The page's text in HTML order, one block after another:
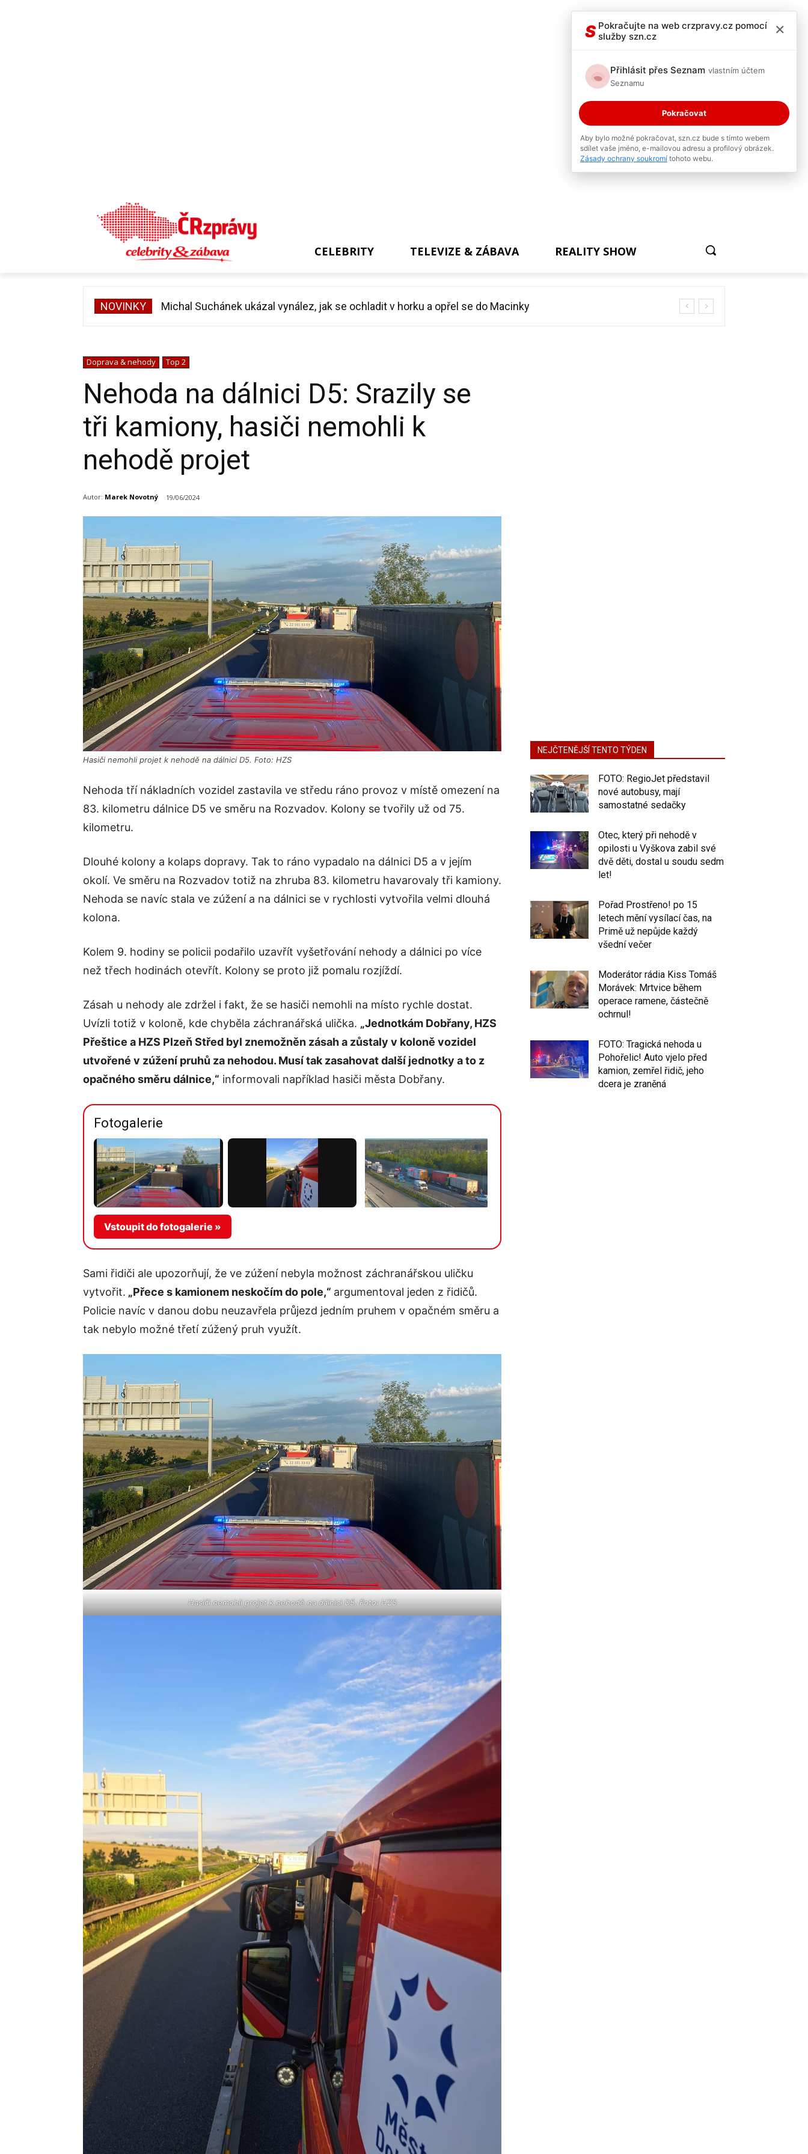
CELEBRITY TELEVIZE & ZÁBAVA REALITY SHOW
NOVINKY Michal Suchánek ukázal vynález, jak se ochladit v horku a opřel se do Macinky
Velká proměna Pavla Šporcla za pouhé tři měsíce: Chtěl jsem se líbit Báře
Doprava & nehody Top 2
Nehoda na dálnici D5: Srazily se
tři kamiony, hasiči nemohli k
nehodě projet
Autor: Marek Novotný 19/06/2024
Hasiči nemohli projet k nehodě na dálnici D5. Foto: HZS
Nehoda tří nákladních vozidel zastavila ve středu ráno provoz v místě omezení na
83. kilometru dálnice D5 ve směru na Rozvadov. Kolony se tvořily už od 75.
kilometru.
Dlouhé kolony a kolaps dopravy. Tak to ráno vypadalo na dálnici D5 a v jejím
okolí. Ve směru na Rozvadov totiž na zhruba 83. kilometru havarovaly tři kamiony.
Nehoda se navíc stala ve zúžení a na dálnici se v rychlosti vytvořila velmi dlouhá
kolona.
Kolem 9. hodiny se policii podařilo uzavřít vyšetřování nehody a dálnici po více
než třech hodinách otevřít. Kolony se proto již pomalu rozjíždí.
Zásah u nehody ale zdržel i fakt, že se hasiči nemohli na místo rychle dostat.
Uvízli totiž v koloně, kde chyběla záchranářská ulička. „Jednotkám Dobřany, HZS
Přeštice a HZS Plzeň Střed byl znemožněn zásah a zůstaly v koloně vozidel
utvořené v zúžení pruhů za nehodou. Musí tak zasahovat další jednotky a to z
opačného směru dálnice,“ informovali například hasiči města Dobřany.
Fotogalerie
Vstoupit do fotogalerie »
Sami řidiči ale upozorňují, že ve zúžení nebyla možnost záchranářskou uličku
vytvořit. „Přece s kamionem neskočím do pole,“ argumentoval jeden z řidičů.
Policie navíc v danou dobu neuzavřela průjezd jedním pruhem v opačném směru a
tak nebylo možné třetí zúžený pruh využít.
Hasiči nemohli projet k nehodě na dálnici D5. Foto: HZS
NEJČTENĚJŠÍ TENTO TÝDEN
FOTO: RegioJet představil
nové autobusy, mají
samostatné sedačky
Otec, který při nehodě v
opilosti u Vyškova zabil své
dvě děti, dostal u soudu sedm
let!
Pořad Prostřeno! po 15
letech mění vysílací čas, na
Primě už nepůjde každý
všední večer
Moderátor rádia Kiss Tomáš
Morávek: Mrtvice během
operace ramene, částečně
ochrnul!
FOTO: Tragická nehoda u
Pohořelic! Auto vjelo před
kamion, zemřel řidič, jeho
dcera je zraněná
S Pokračujte na web crzpravy.cz pomocí
služby szn.cz
×
Přihlásit přes Seznam vlastním účtem
Seznamu
Pokračovat
Aby bylo možné pokračovat, szn.cz bude s tímto webem
sdílet vaše jméno, e-mailovou adresu a profilový obrázek.
Zásady ochrany soukromí tohoto webu.